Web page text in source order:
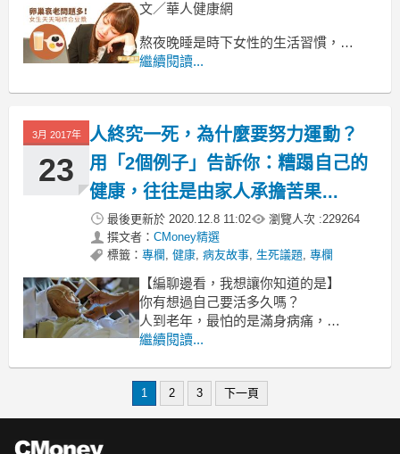
文／華人健康網
熬夜晚睡是時下女性的生活習慣，
長期下來，
整個人的氣色、膚質、外貌都因此受到
繼續閱讀...
3月 2017年
23
人終究一死，為什麼要努力運動？
用「2個例子」告訴你：糟蹋自己的
健康，往往是由家人承擔苦果...
最後更新於 2020.12.8 11:02 瀏覽人次 :229264
撰文者： CMoney精選
標籤： 專欄 , 健康, 病友故事, 生死議題, 專欄
【編聊邊看，我想讓你知道的是】
你有想過自己要活多久嗎？
人到老年，最怕的是滿身病痛，
連生活自理的能力都逐漸喪失，
繼續閱讀...
1 2 3 下一頁